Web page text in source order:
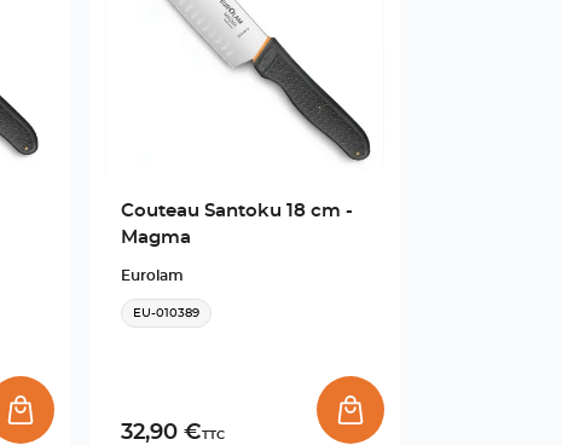
Couteau Santoku 18 cm -
Magma
Eurolam
EU-010389
32,90 €TTC